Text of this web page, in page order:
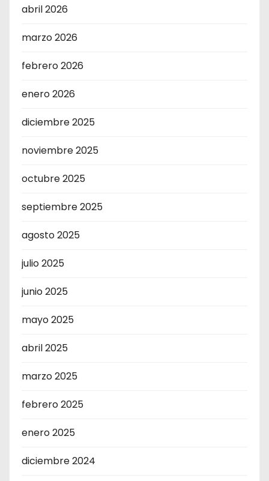
abril 2026
marzo 2026
febrero 2026
enero 2026
diciembre 2025
noviembre 2025
octubre 2025
septiembre 2025
agosto 2025
julio 2025
junio 2025
mayo 2025
abril 2025
marzo 2025
febrero 2025
enero 2025
diciembre 2024